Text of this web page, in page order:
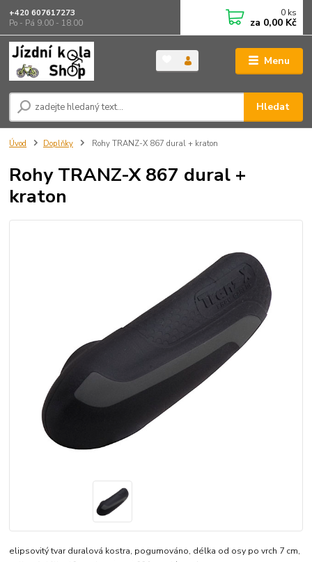
Menu
Hledat
+420 607617273
Po - Pá 9.00 - 18.00
0 ks
za 0,00 Kč
Úvod Doplňky Rohy TRANZ-X 867 dural + kraton
Rohy TRANZ-X 867 dural +
kraton
elipsovitý tvar duralová kostra, pogumováno, délka od osy po vrch 7 cm,